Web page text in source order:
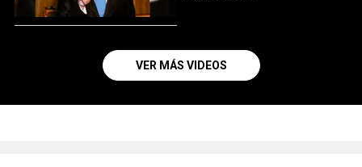
VER MÁS VIDEOS